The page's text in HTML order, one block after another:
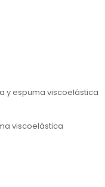
y espuma viscoelástica
viscoelástica